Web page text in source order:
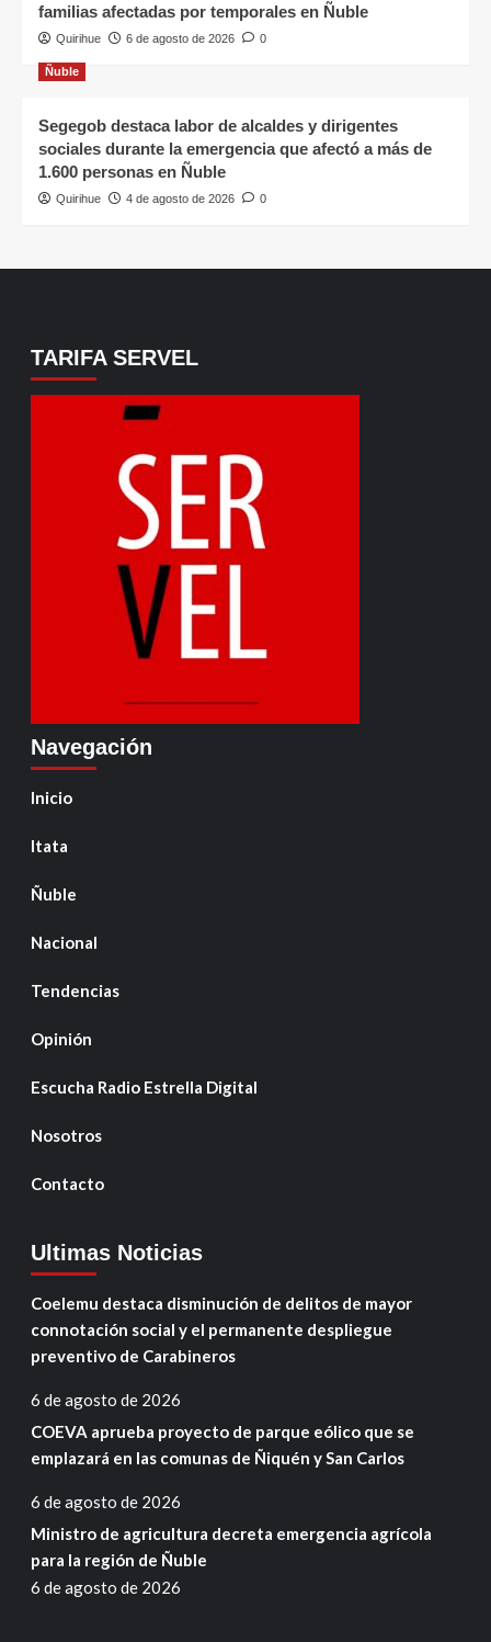
familias afectadas por temporales en Ñuble
Quirihue 6 de agosto de 2026 0
Ñuble
Segegob destaca labor de alcaldes y dirigentes
sociales durante la emergencia que afectó a más de
1.600 personas en Ñuble
Quirihue 4 de agosto de 2026 0
TARIFA SERVEL
Navegación
Inicio
Itata
Ñuble
Nacional
Tendencias
Opinión
Escucha Radio Estrella Digital
Nosotros
Contacto
Ultimas Noticias
Coelemu destaca disminución de delitos de mayor
connotación social y el permanente despliegue
preventivo de Carabineros
6 de agosto de 2026
COEVA aprueba proyecto de parque eólico que se
emplazará en las comunas de Ñiquén y San Carlos
6 de agosto de 2026
Ministro de agricultura decreta emergencia agrícola
para la región de Ñuble
6 de agosto de 2026